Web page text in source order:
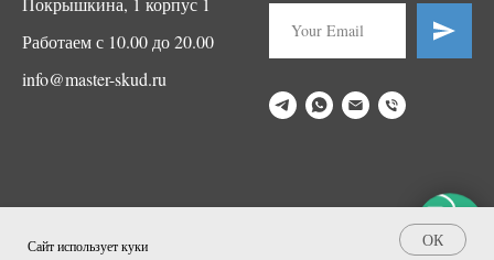
Сайт использует куки ОК
Работаем с 10.00 до 20.00
info@master-skud.ru